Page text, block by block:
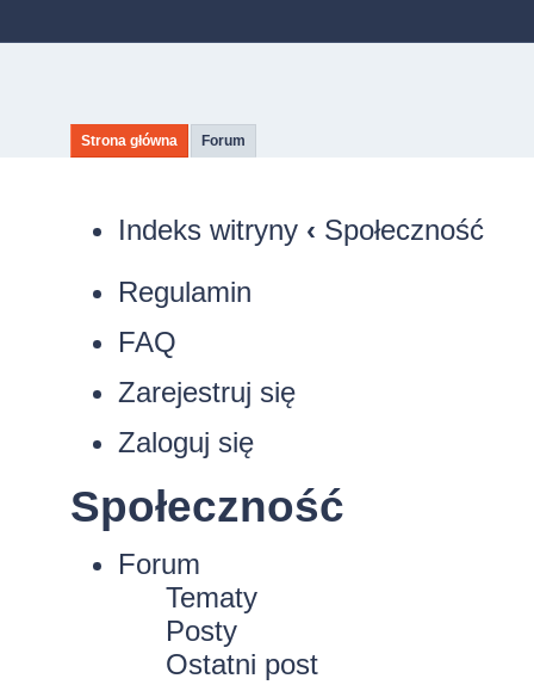
Strona główna Forum
Indeks witryny ‹ Społeczność
Regulamin
FAQ
Zarejestruj się
Zaloguj się
Społeczność
Forum
Tematy
Posty
Ostatni post